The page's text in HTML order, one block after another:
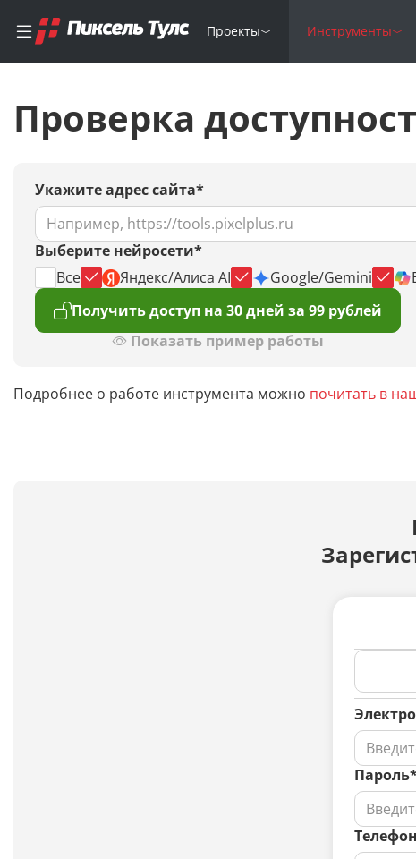
Проекты Инструменты
Проверка
Укажите адрес сайта*
Выберите нейросети*
Все
Яндекс/Алиса AI Google/Gemini
Получить доступ на 30 дней за 99 рублей
Показать пример работы
Подробнее о работе инструмента можно почитать в
Телефон